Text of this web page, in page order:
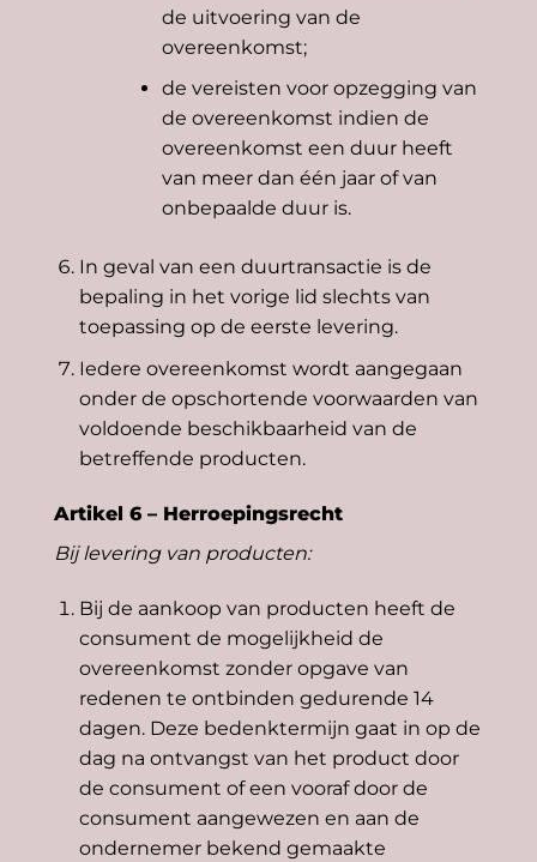
de uitvoering van de
overeenkomst;
de vereisten voor opzegging van
de overeenkomst indien de
overeenkomst een duur heeft
van meer dan één jaar of van
onbepaalde duur is.
In geval van een duurtransactie is de
bepaling in het vorige lid slechts van
toepassing op de eerste levering.
Iedere overeenkomst wordt aangegaan
onder de opschortende voorwaarden van
voldoende beschikbaarheid van de
betreffende producten.
Artikel 6 – Herroepingsrecht
Bij levering van producten:
Bij de aankoop van producten heeft de
consument de mogelijkheid de
overeenkomst zonder opgave van
redenen te ontbinden gedurende 14
dagen. Deze bedenktermijn gaat in op de
dag na ontvangst van het product door
de consument of een vooraf door de
consument aangewezen en aan de
ondernemer bekend gemaakte